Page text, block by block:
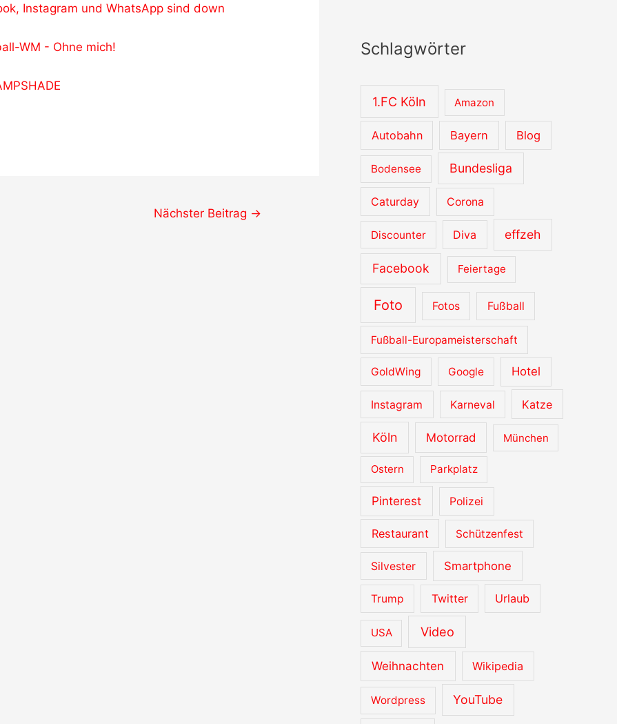
Instagram und WhatsApp sind down
WM - Ohne mich!
Nächster Beitrag →
Schlagwörter
1.FC Köln Amazon
Autobahn Bayern Blog
Bodensee Bundesliga
Caturday Corona
Discounter Diva effzeh
Facebook Feiertage
Foto Fotos Fußball
Fußball-Europameisterschaft
GoldWing Google Hotel
Instagram Karneval Katze
Köln Motorrad München
Ostern Parkplatz
Pinterest Polizei
Restaurant Schützenfest
Silvester Smartphone
Trump Twitter Urlaub
USA Video
Weihnachten Wikipedia
Wordpress YouTube